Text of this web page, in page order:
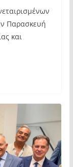
Παρασκευή
και